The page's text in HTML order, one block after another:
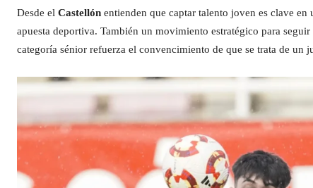
Desde el Castellón entienden que captar talento joven es clave
apuesta deportiva. También un movimiento estratégico para
categoría sénior refuerza el convencimiento de que se trata de un